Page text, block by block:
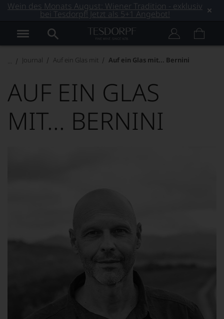
Wein des Monats August: Wiener Tradition - exklusiv
bei Tesdorpf! Jetzt als 5+1 Angebot!
Journal Auf ein Glas mit Auf ein Glas mit... Bernini
AUF EIN GLAS
MIT... BERNINI